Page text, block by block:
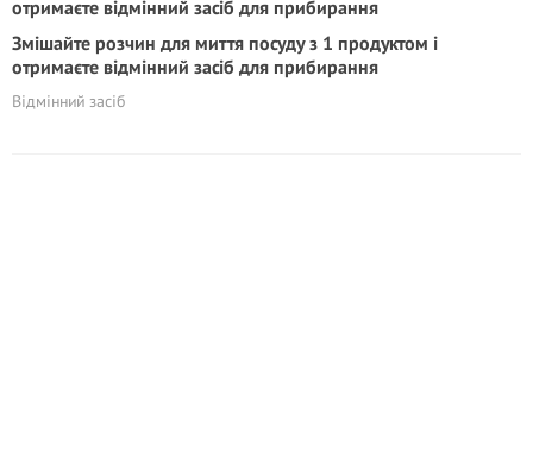
Змішайте розчин для миття посуду з 1 продуктом і
отримаєте відмінний засіб для прибирання
Відмінний засіб